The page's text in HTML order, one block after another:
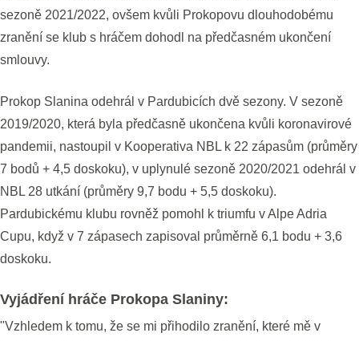
sezoně 2021/2022, ovšem kvůli Prokopovu dlouhodobému
zranění se klub s hráčem dohodl na předčasném ukončení
smlouvy.
Prokop Slanina odehrál v Pardubicích dvě sezony. V sezoně
2019/2020, která byla předčasně ukončena kvůli koronavirové
pandemii, nastoupil v Kooperativa NBL k 22 zápasům (průměry
7 bodů + 4,5 doskoku), v uplynulé sezoně 2020/2021 odehrál v
NBL 28 utkání (průměry 9,7 bodu + 5,5 doskoku).
Pardubickému klubu rovněž pomohl k triumfu v Alpe Adria
Cupu, když v 7 zápasech zapisoval průměrně 6,1 bodu + 3,6
doskoku.
Vyjádření hráče Prokopa Slaniny:
"Vzhledem k tomu, že se mi přihodilo zranění, které mě v